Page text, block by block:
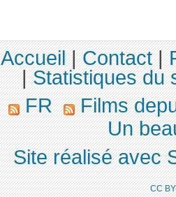
Accueil|Contact|
|Statistiques du
FR
Films
Un
Site réalisé avec
CC